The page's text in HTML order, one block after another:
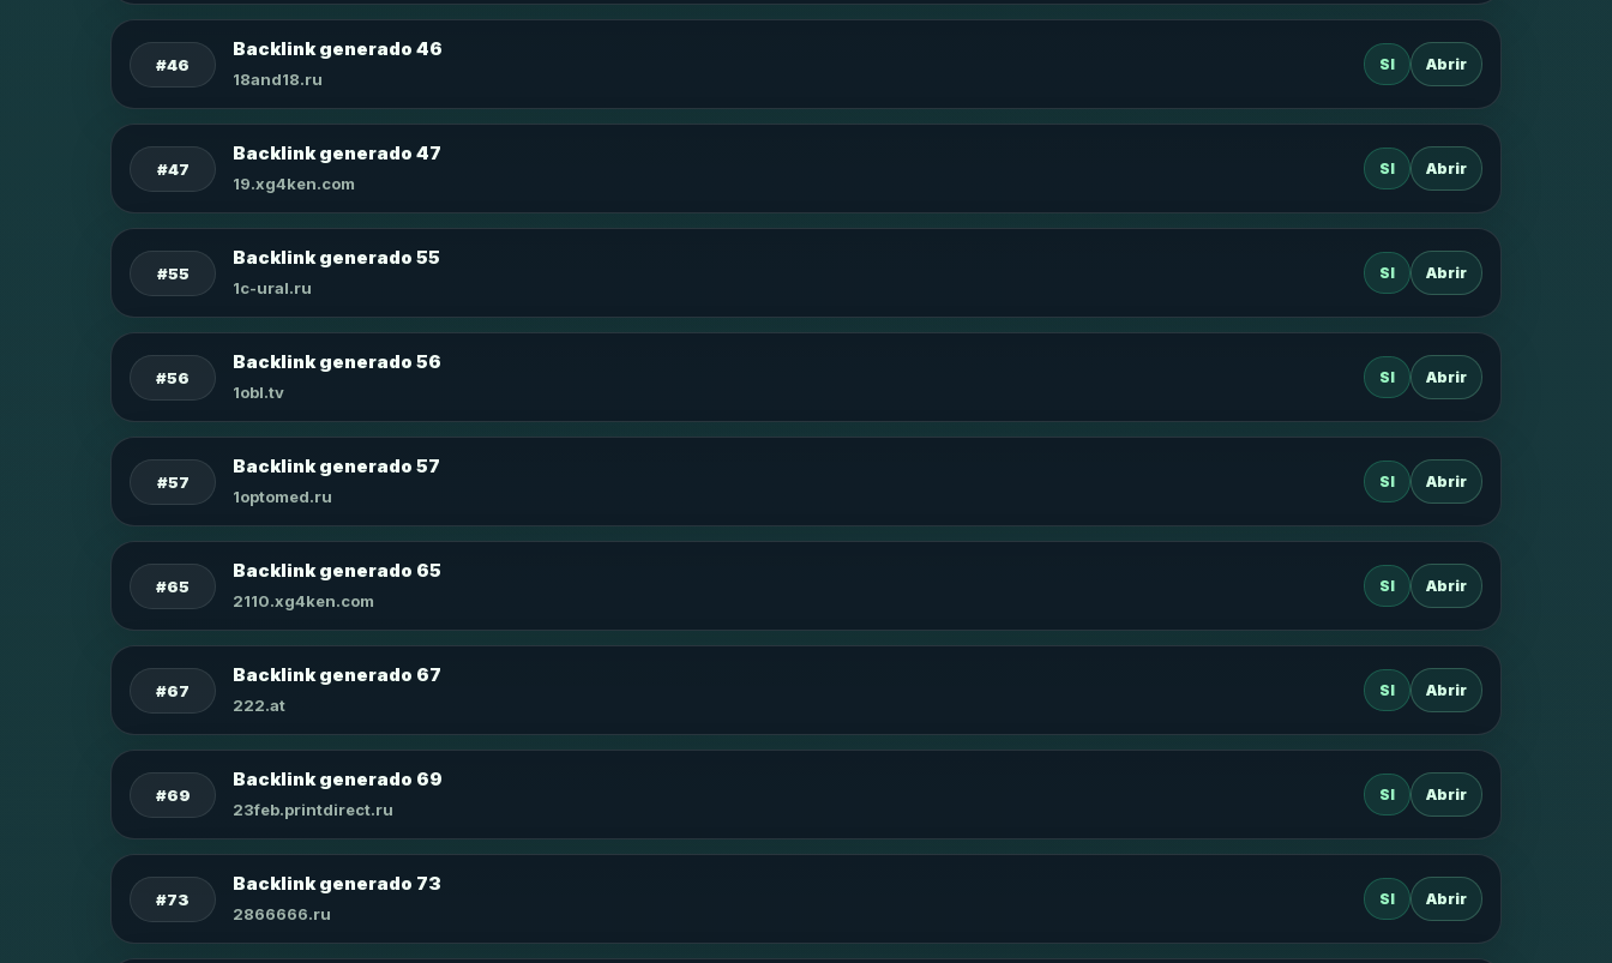
#46
Backlink generado 46
18and18.ru
SI Abrir
#47
Backlink generado 47
19.xg4ken.com
SI Abrir
#55
Backlink generado 55
1c-ural.ru
SI Abrir
#56
Backlink generado 56
1obl.tv
SI Abrir
#57
Backlink generado 57
1optomed.ru
SI Abrir
#65
Backlink generado 65
2110.xg4ken.com
SI Abrir
#67
Backlink generado 67
222.at
SI Abrir
#69
Backlink generado 69
23feb.printdirect.ru
SI Abrir
#73
Backlink generado 73
2866666.ru
SI Abrir